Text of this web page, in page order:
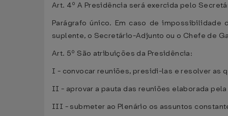
Art. 4º A Presidência será exercida pelo
Parágrafo único. Em caso de impossibilidade
suplente, o Secretário-Adjunto ou o Chefe de
Art. 5º São atribuições da Presidência:
I - convocar reuniões, presidi-las e resolver as
II - aprovar a pauta das reuniões elaborada
III - submeter ao Plenário os assuntos